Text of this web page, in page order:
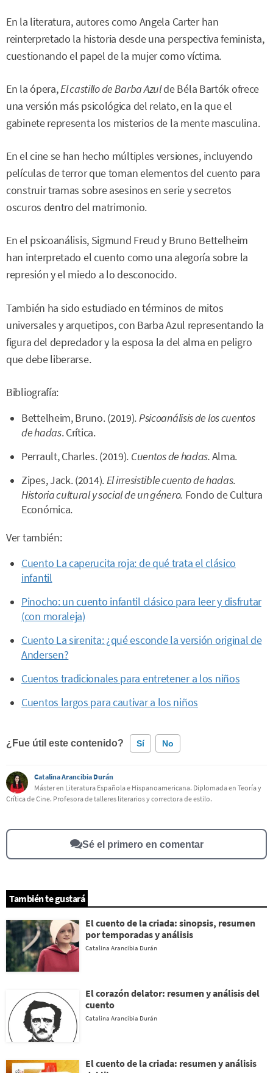
En la literatura, autores como Angela Carter han
reinterpretado la historia desde una perspectiva feminista,
cuestionando el papel de la mujer como víctima.
En la ópera,El castillo de Barba Azulde Béla Bartók ofrece
una versión más psicológica del relato, en la que el
gabinete representa los misterios de la mente masculina.
En el cine se han hecho múltiples versiones, incluyendo
películas de terror que toman elementos del cuento para
construir tramas sobre asesinos en serie y secretos
oscuros dentro del matrimonio.
En el psicoanálisis, Sigmund Freud y Bruno Bettelheim
han interpretado el cuento como una alegoría sobre la
represión y el miedo a lo desconocido.
También ha sido estudiado en términos de mitos
universales y arquetipos, con Barba Azul representando la
figura del depredador y la esposa la del alma en peligro
que debe liberarse.
Bibliografía:
Bettelheim, Bruno. (2019).Psicoanálisis de los cuentos
de hadas. Crítica.
Perrault, Charles. (2019). Cuentos de hadas.Alma.
Zipes, Jack. (2014).El irresistible cuento de hadas.
Historia cultural y social de un género. Fondo de Cultura
Económica.
Ver también:
Cuento La caperucita roja: de qué trata el clásico
infantil
Pinocho: un cuento infantil clásico para leer y disfrutar
(con moraleja)
Cuento La sirenita: ¿qué esconde la versión original de
Andersen?
Cuentos tradicionales para entretener a los niños
Cuentos largos para cautivar a los niños
¿Fue útil este contenido? Sí No
Este contenido contiene información incorrecta
Otro
Catalina Arancibia Durán
Máster en Literatura Española e Hispanoamericana. Diplomada en Teoría y
Crítica de Cine. Profesora de talleres literarios y correctora de estilo.
Sé el primero en comentar
También te gustará
El cuento de la criada: sinopsis, resumen
por temporadas y análisis
Catalina Arancibia Durán
El corazón delator: resumen y análisis del
cuento
Catalina Arancibia Durán
El cuento de la criada: resumen y análisis